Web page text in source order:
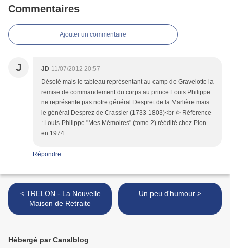
Commentaires
Ajouter un commentaire
J JD 11/07/2012 20:57
Désolé mais le tableau représentant au camp de Gravelotte la
remise de commandement du corps au prince Louis Philippe
ne représente pas notre général Despret de la Marlière mais
le général Desprez de Crassier (1733-1803)<br /> Référence
: Louis-Philippe "Mes Mémoires" (tome 2) réédité chez Plon
en 1974.
Répondre
< TRELON - La Nouvelle
Maison de Retraite
Un peu d'humour >
Hébergé par Canalblog